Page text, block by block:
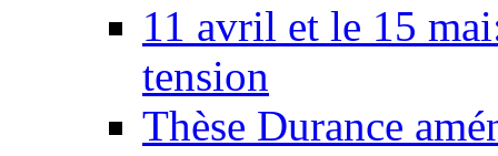
11 avril et le 15
tension
Thèse Durance